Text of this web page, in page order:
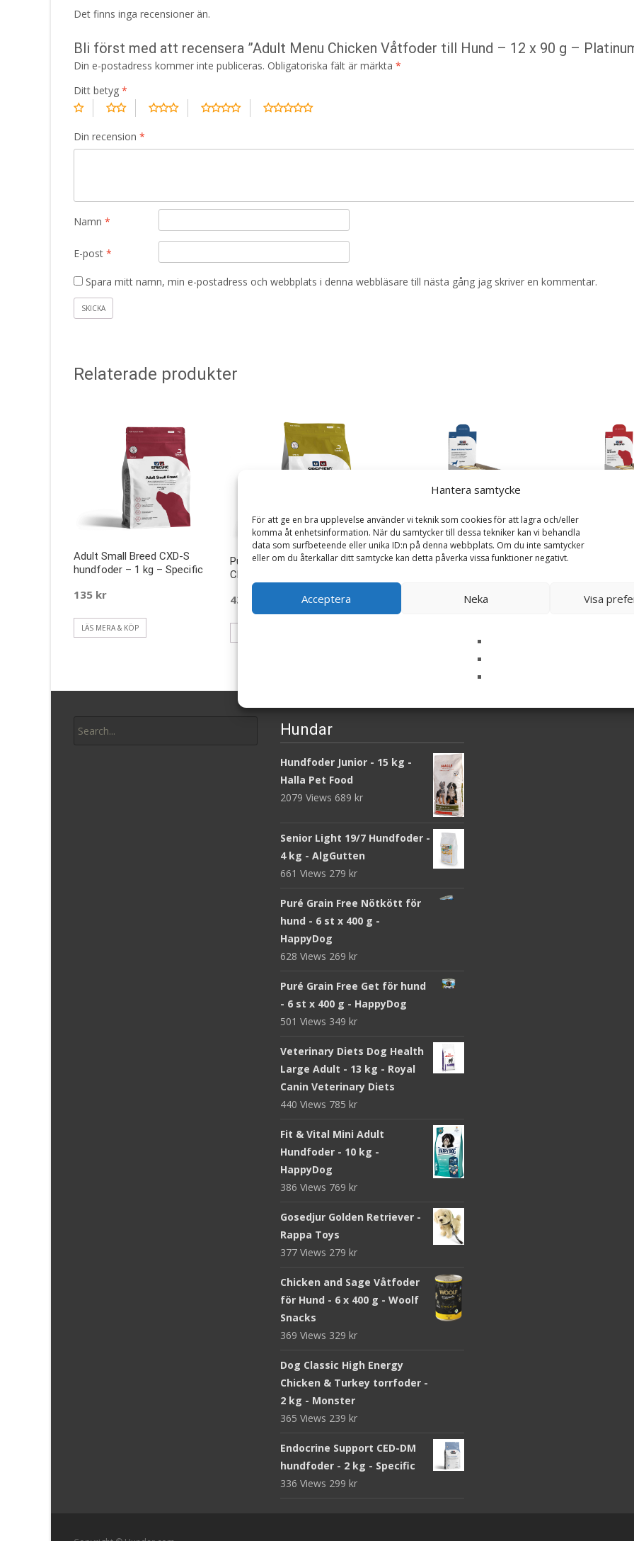
Hantera samtycke
För att ge en bra upplevelse använder vi teknik som cookies för att lagra och/eller
komma åt enhetsinformation. När du samtycker till dessa tekniker kan vi behandla
data som surfbeteende eller unika ID:n på denna webbplats. Om du inte samtycker
eller om du återkallar ditt samtycke kan detta påverka vissa funktioner negativt.
Acceptera Neka Visa
Det finns inga recensioner än.
Bli först med att recensera ”Adult Menu Chicken Våtfoder till Hund – 12 x 90 g –
Din e-postadress kommer inte publiceras. Obligatoriska fält är märkta *
Ditt betyg *
Din recension *
Namn *
E-post *
Spara mitt namn, min e-postadress och webbplats i denna webbläsare till nästa gång jag skriver en kommentar.
Relaterade produkter
Adult Small Breed CXD-S
hundfoder – 1 kg – Specific
135 kr
LÄS MERA & KÖP
Puppy Large & Gigant Breed
CPD-XL – 4 kg – Specific
439
Heart & Kidney Support
CKW hundfoder – 6 x 300 g
– Specific
LÄS MERA & KÖP
Adult All Breed
hundfoder – 6 x
Specific
for:
Hundar
Hundfoder Junior - 15 kg -
Halla Pet Food
2079 Views 689 kr
Senior Light 19/7 Hundfoder -
4 kg - AlgGutten
661 Views 279 kr
Puré Grain Free Nötkött för
hund - 6 st x 400 g -
HappyDog
628 Views 269 kr
Puré Grain Free Get för hund
- 6 st x 400 g - HappyDog
501 Views 349 kr
Veterinary Diets Dog Health
Large Adult - 13 kg - Royal
Canin Veterinary Diets
440 Views 785 kr
Fit & Vital Mini Adult
Hundfoder - 10 kg -
HappyDog
386 Views 769 kr
Gosedjur Golden Retriever -
Rappa Toys
377 Views 279 kr
Chicken and Sage Våtfoder
för Hund - 6 x 400 g - Woolf
Snacks
369 Views 329 kr
Dog Classic High Energy
Chicken & Turkey torrfoder -
2 kg - Monster
365 Views 239 kr
Endocrine Support CED-DM
hundfoder - 2 kg - Specific
336 Views 299 kr